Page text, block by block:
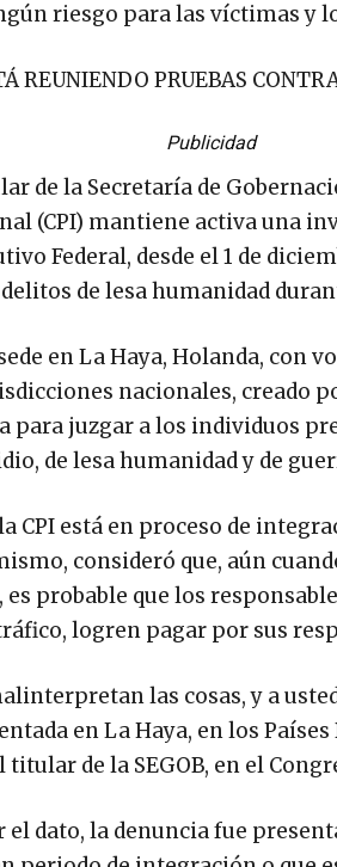
riesgo para las víctimas y
REUNIENDO PRUEBAS
Publicidad
de la Secretaría de
(CPI) mantiene activa una
Federal, desde el 1 de
de lesa humanidad
en La Haya, Holanda, con
nacionales, creado
para juzgar a los individuos
de lesa humanidad y de
está en proceso de
consideró que, aún
probable que los
logren pagar por sus
las cosas, y a
en La Haya, en los
de la SEGOB, en el
el dato, la denuncia fue